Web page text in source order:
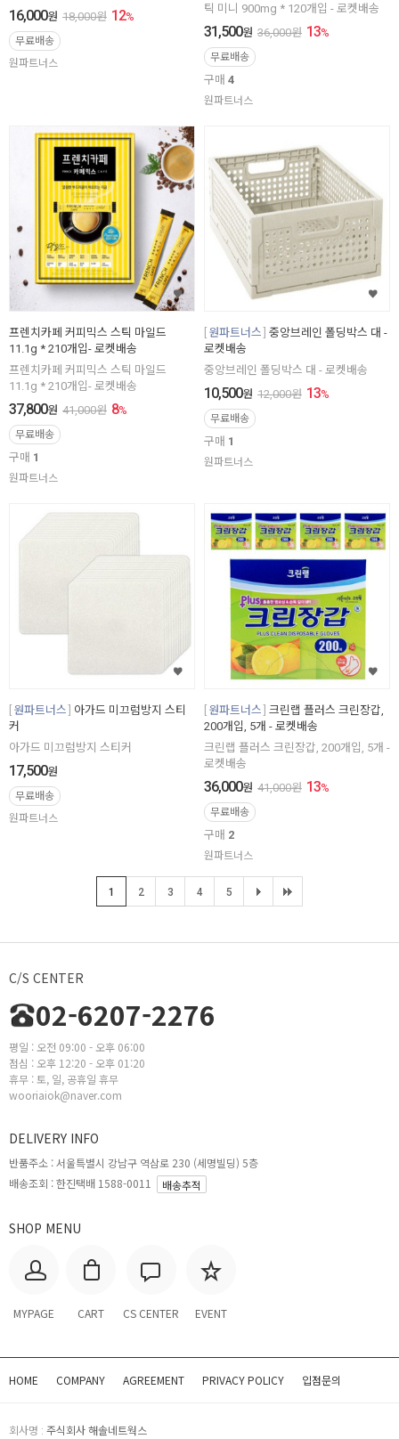
16,000원 18,000원 12%
무료배송
원파트너스
틱 미니 900mg * 120개입 - 로켓배송
31,500원 36,000원 13%
무료배송
구매 4
원파트너스
프렌치카페 커피믹스 스틱 마일드
11.1g * 210개입- 로켓배송
프렌치카페 커피믹스 스틱 마일드
11.1g * 210개입- 로켓배송
37,800원 41,000원 8%
무료배송
구매 1
원파트너스
원파트너스 중앙브레인 폴딩박스 대 -
로켓배송
중앙브레인 폴딩박스 대 - 로켓배송
10,500원 12,000원 13%
무료배송
구매 1
원파트너스
원파트너스
아가드 미끄럼방지 스티
커
아가드 미끄럼방지 스티커
17,500원
무료배송
원파트너스
원파트너스 크린랩 플러스 크린장갑,
200개입, 5개 - 로켓배송
크린랩 플러스 크린장갑, 200개입, 5개 -
로켓배송
36,000원 41,000원 13%
무료배송
구매 2
원파트너스
1 2 3 4 5
C/S CENTER
02-6207-2276
평일 : 오전 09:00 - 오후 06:00
점심 : 오후 12:20 - 오후 01:20
휴무 : 토, 일, 공휴일 휴무
wooriaiok@naver.com
SHOP MENU
MYPAGE CART CS CENTER EVENT
DELIVERY INFO
반품주소 :서울특별시 강남구 역삼로 230 (세명빌딩) 5층
배송조회 : 한진택배 1588-0011
배송추적
HOME COMPANY AGREEMENT PRIVACY POLICY 입점문의
회사명 : 주식회사 해솔네트웍스